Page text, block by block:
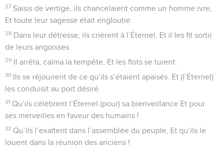
27 Saisis de vertige, ils chancelaient comme un homme ivre,
Et toute leur sagesse était engloutie.
28 Dans leur détresse, ils crièrent à l’Éternel, Et il les fit sortir
de leurs angoisses.
29 Il arrêta, calma la tempête, Et les flots se turent.
30 Ils se réjouirent de ce qu’ils s’étaient apaisés. Et (l’Éternel)
les conduisit au port désiré.
31 Qu’ils célèbrent l’Éternel (pour) sa bienveillance Et pour
ses merveilles en faveur des humains !
32 Qu’ils l’exaltent dans l’assemblée du peuple, Et qu’ils le
louent dans la réunion des anciens !